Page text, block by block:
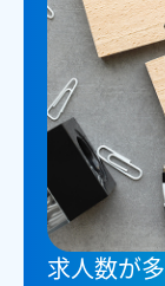
求人数が